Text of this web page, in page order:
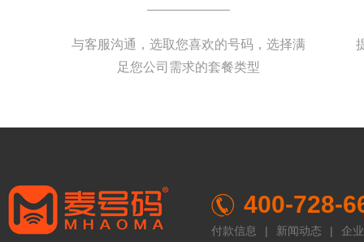
与客服沟通，选取您喜欢的号码，选择满
足您公司需求的套餐类型
400-728-
付款信息 | 新闻动态 | 企